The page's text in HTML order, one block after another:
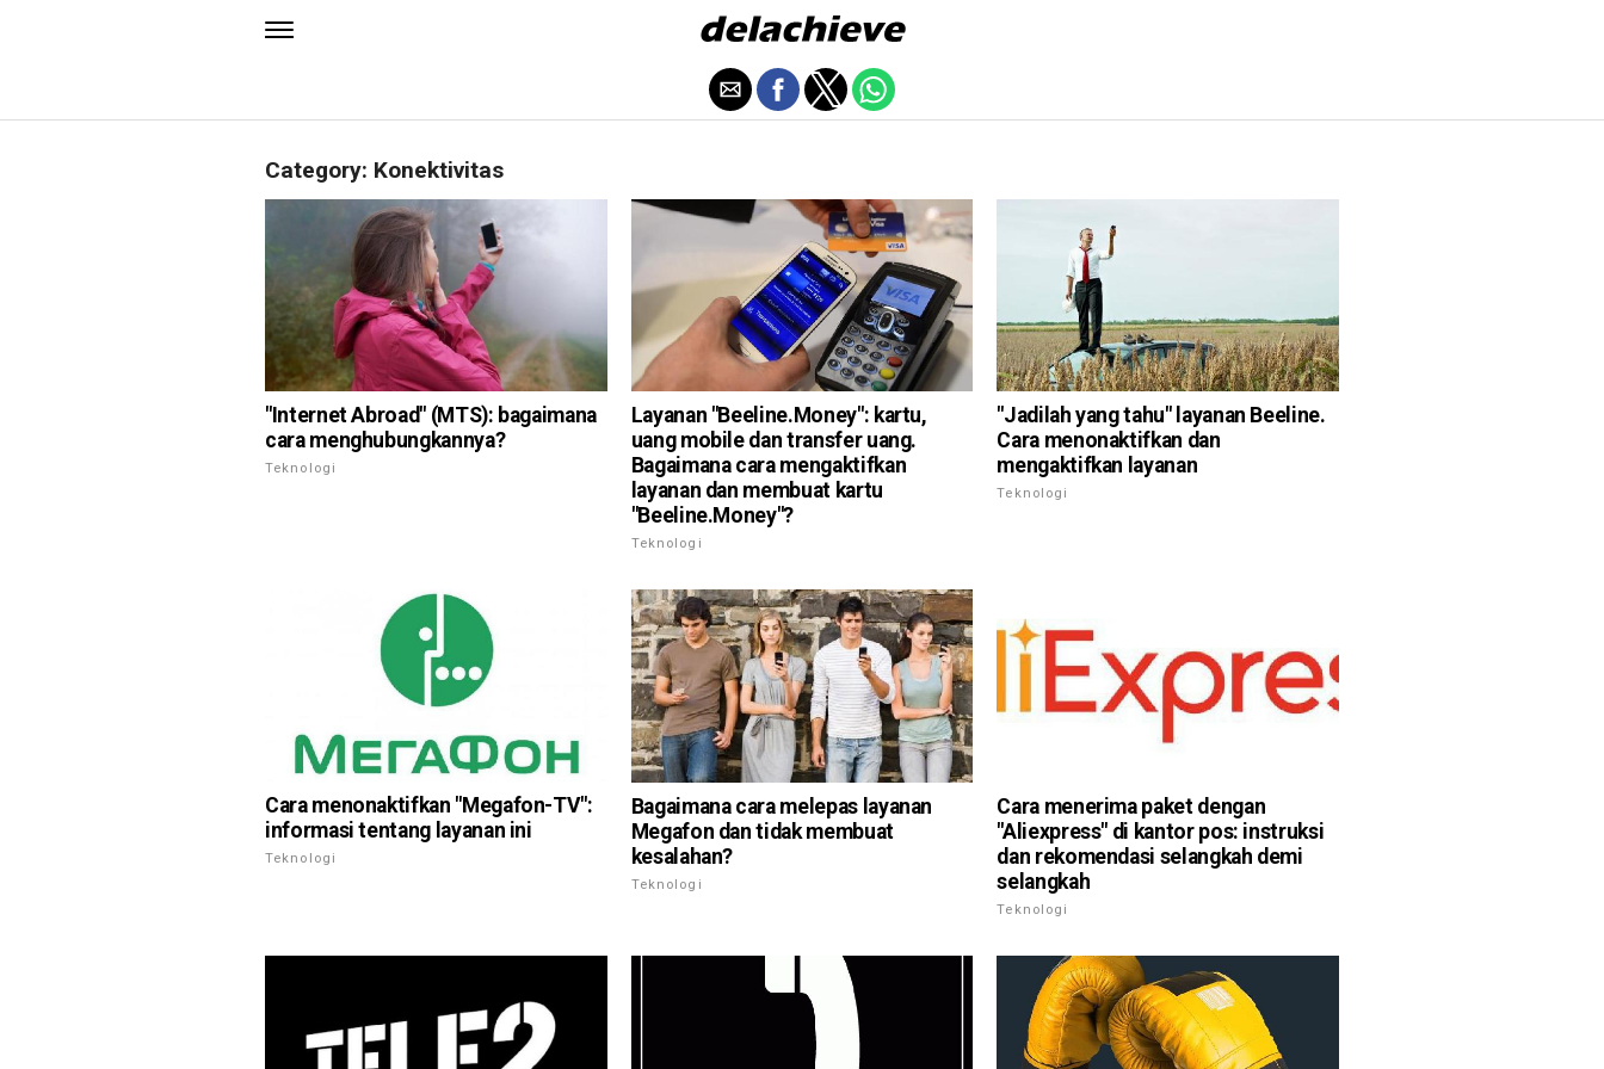
Category: Konektivitas
"Internet Abroad" (MTS): bagaimana
cara menghubungkannya?
Teknologi
Layanan "Beeline.Money": kartu,
uang mobile dan transfer uang.
Bagaimana cara mengaktifkan
layanan dan membuat kartu
"Beeline.Money"?
Teknologi
"Jadilah yang tahu" layanan Beeline.
Cara menonaktifkan dan
mengaktifkan layanan
Teknologi
Cara menonaktifkan "Megafon-TV":
informasi tentang layanan ini
Teknologi
Bagaimana cara melepas layanan
Megafon dan tidak membuat
kesalahan?
Teknologi
Cara menerima paket dengan
"Aliexpress" di kantor pos: instruksi
dan rekomendasi selangkah demi
selangkah
Teknologi